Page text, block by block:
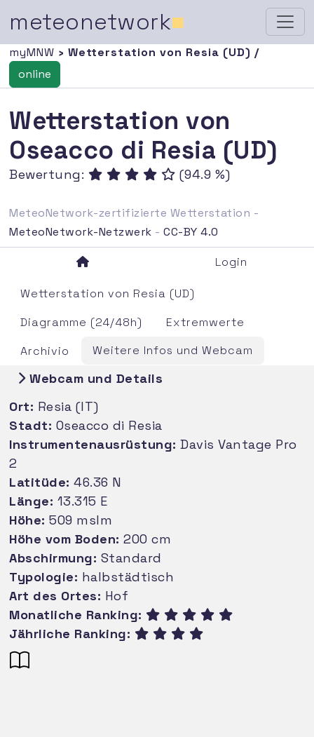
meteonetwork■
myMNW › Wetterstation von Resia (UD) /
online
Wetterstation von
Oseacco di Resia (UD)
Bewertung: (94.9 %)
MeteoNetwork-zertifizierte Wetterstation -
MeteoNetwork-Netzwerk -CC-BY 4.0
Login
Wetterstation von Resia (UD)
Diagramme (24/48h)
Extremwerte
Archivio
Weitere Infos und Webcam
Webcam und Details
Ort: Resia (IT)
Stadt: Oseacco di Resia
Instrumentenausrüstung: Davis Vantage Pro
2
Latitüde: 46.36 N
Länge: 13.315 E
Höhe: 509 mslm
Höhe vom Boden: 200 cm
Abschirmung: Standard
Typologie: halbstädtisch
Art des Ortes: Hof
Monatliche Ranking:
Jährliche Ranking: